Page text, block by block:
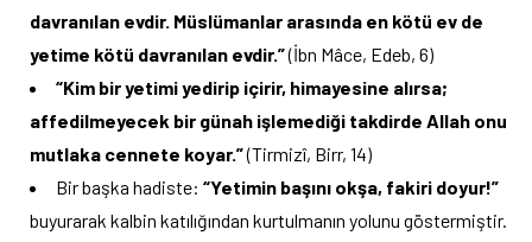
davranılan evdir. Müslümanlar arasında en kötü ev de
yetime kötü davranılan evdir.”(İbn Mâce, Edeb, 6)
“Kim bir yetimi yedirip içirir, himayesine alırsa;
affedilmeyecek bir günah işlemediği takdirde Allah onu
mutlaka cennete koyar.”(Tirmizî, Birr, 14)
Bir başka hadiste: “Yetimin başını okşa, fakiri doyur!”
buyurarak kalbin katılığından kurtulmanın yolunu göstermiştir.